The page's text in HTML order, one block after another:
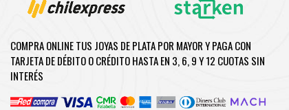
COMPRA ONLINE TUS JOYAS DE PLATA POR MAYOR Y PAGA CON
TARJETA DE DÉBITO O CRÉDITO HASTA EN 3, 6, 9 Y 12 CUOTAS SIN
INTERÉS